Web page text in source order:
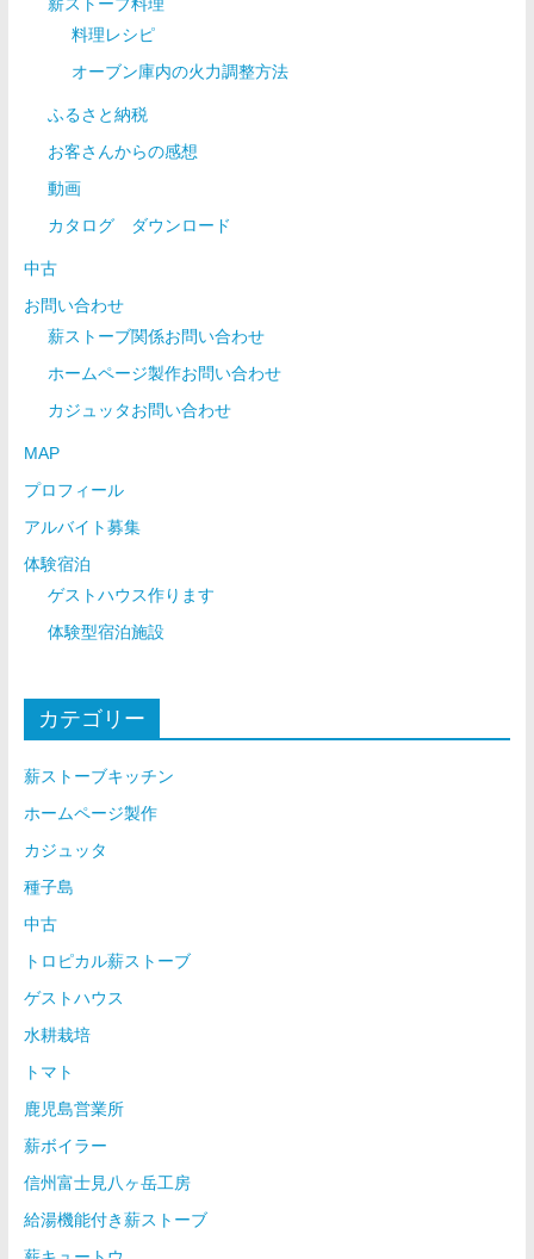
料理レシピ
オーブン庫内の火力調整方法
ふるさと納税
お客さんからの感想
動画
カタログ ダウンロード
中古
お問い合わせ
薪ストーブ関係お問い合わせ
ホームページ製作お問い合わせ
カジュッタお問い合わせ
MAP
プロフィール
アルバイト募集
体験宿泊
ゲストハウス作ります
体験型宿泊施設
カテゴリー
薪ストーブキッチン
ホームページ製作
カジュッタ
種子島
中古
トロピカル薪ストーブ
ゲストハウス
水耕栽培
トマト
鹿児島営業所
薪ボイラー
信州富士見八ヶ岳工房
給湯機能付き薪ストーブ